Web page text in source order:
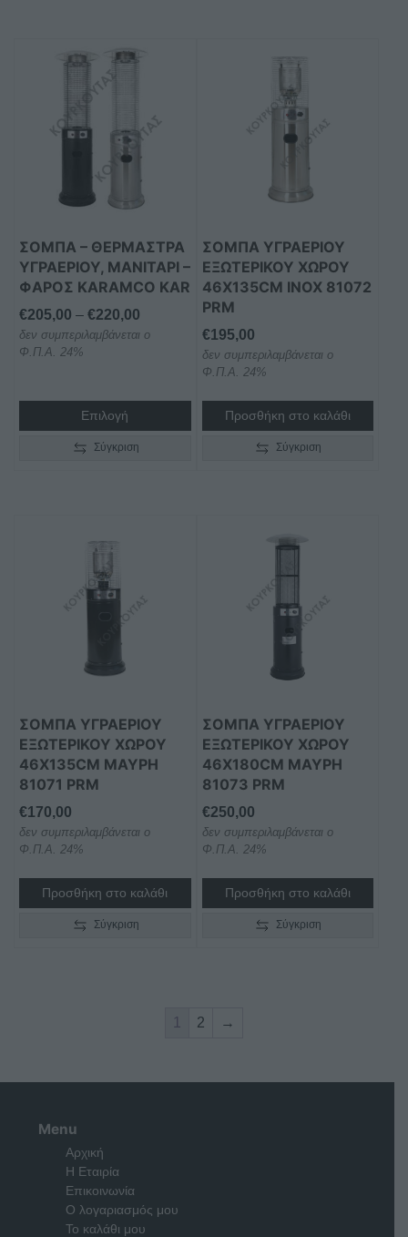
ΣΌΜΠΑ – ΘΕΡΜΆΣΤΡΑ
ΥΓΡΑΕΡΊΟΥ, ΜΑΝΙΤΆΡΙ –
ΦΆΡΟΣ KARAMCO KAR
€205,00 – €220,00
range:
€220,00
δεν συμπεριλαμβάνεται ο
Φ.Π.Α. 24%
Επιλογή
πολλαπλές
επιλογές
να
επιλεγούν
στη
σελίδα
του
προϊόντος
Σύγκριση
ΣΟΜΠΑ ΥΓΡΑΕΡΙΟΥ
ΕΞΩΤΕΡΙΚΟΥ ΧΩΡΟΥ
46X135CM INOX 81072
PRM
€195,00
δεν συμπεριλαμβάνεται ο
Φ.Π.Α. 24%
Προσθήκη στο καλάθι
Σύγκριση
ΣΟΜΠΑ ΥΓΡΑΕΡΙΟΥ
ΕΞΩΤΕΡΙΚΟΥ ΧΩΡΟΥ
46X135CM ΜΑΥΡΗ
81071 PRM
€170,00
δεν συμπεριλαμβάνεται ο
Φ.Π.Α. 24%
Προσθήκη στο καλάθι
Σύγκριση
ΣΟΜΠΑ ΥΓΡΑΕΡΙΟΥ
ΕΞΩΤΕΡΙΚΟΥ ΧΩΡΟΥ
46X180CM ΜΑΥΡΗ
81073 PRM
€250,00
δεν συμπεριλαμβάνεται ο
Φ.Π.Α. 24%
Προσθήκη στο καλάθι
Σύγκριση
1 2 →
Menu
Αρχική
Η Εταιρία
Επικοινωνία
Ο λογαριασμός μου
Το καλάθι μου